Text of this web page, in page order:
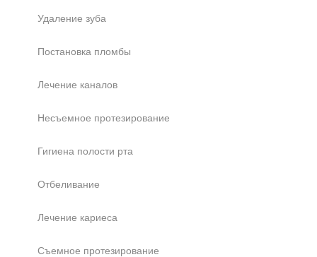
Удаление зуба
Постановка пломбы
Лечение каналов
Несъемное протезирование
Гигиена полости рта
Отбеливание
Лечение кариеса
Съемное протезирование